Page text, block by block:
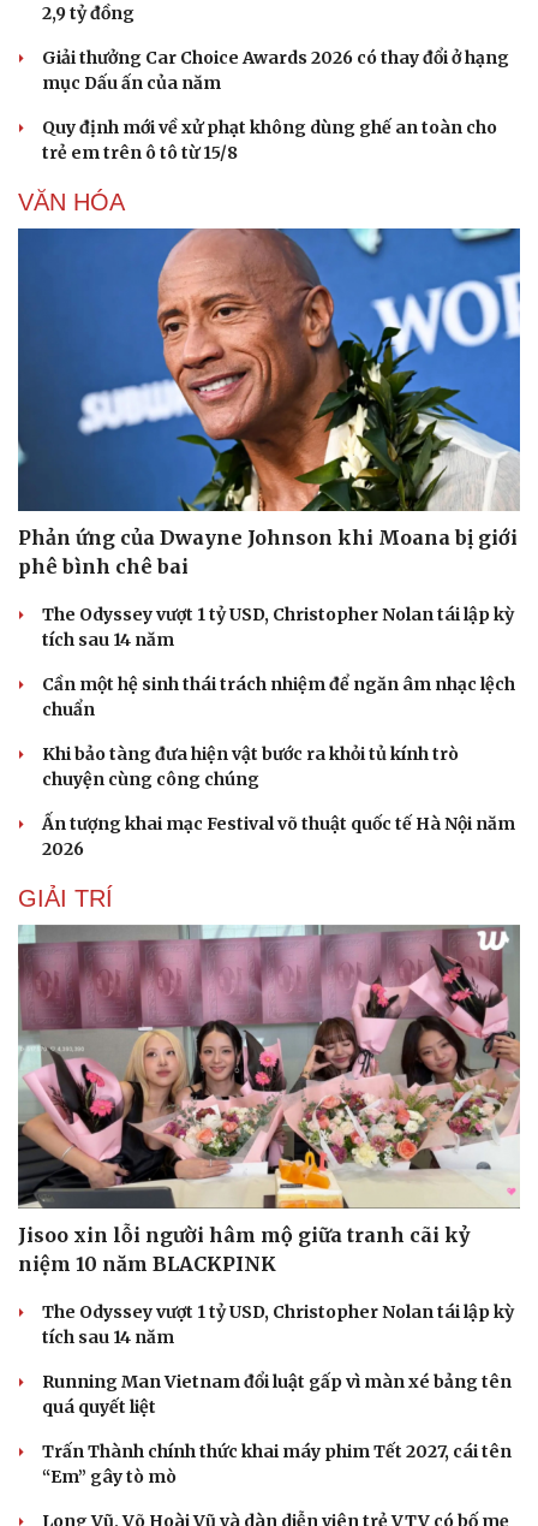
2,9 tỷ đồng
Giải thưởng Car Choice Awards 2026 có thay đổi ở hạng
mục Dấu ấn của năm
Quy định mới về xử phạt không dùng ghế an toàn cho
trẻ em trên ô tô từ 15/8
VĂN HÓA
Phản ứng của Dwayne Johnson khi Moana bị giới
phê bình chê bai
The Odyssey vượt 1 tỷ USD, Christopher Nolan tái lập kỳ
tích sau 14 năm
Cần một hệ sinh thái trách nhiệm để ngăn âm nhạc lệch
chuẩn
Khi bảo tàng đưa hiện vật bước ra khỏi tủ kính trò
chuyện cùng công chúng
Ấn tượng khai mạc Festival võ thuật quốc tế Hà Nội năm
2026
GIẢI TRÍ
Jisoo xin lỗi người hâm mộ giữa tranh cãi kỷ
niệm 10 năm BLACKPINK
The Odyssey vượt 1 tỷ USD, Christopher Nolan tái lập kỳ
tích sau 14 năm
Running Man Vietnam đổi luật gấp vì màn xé bảng tên
quá quyết liệt
Trấn Thành chính thức khai máy phim Tết 2027, cái tên
“Em” gây tò mò
Long Vũ, Võ Hoài Vũ và dàn diễn viên trẻ VTV có bố mẹ